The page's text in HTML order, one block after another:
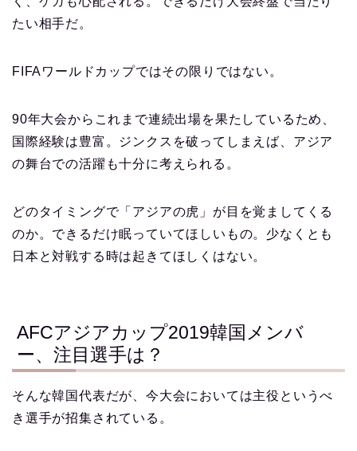
たい相手だ。
FIFAワールドカップではその限りではない。
90年大会からこれまで連続出場を果たしているため、
国際経験は豊富。ジンクスを破ってしまえば、アジア
の舞台での活躍も十分に考えられる。
どのタイミングで「アジアの虎」が目を覚ましてくる
のか。できるだけ眠っていてほしいもの。少なくとも
日本と対戦する時は起きてほしくはない。
AFCアジアカップ2019韓国メンバ
ー、注目選手は？
そんな韓国代表だが、今大会においては主役というべ
き選手が招集されている。